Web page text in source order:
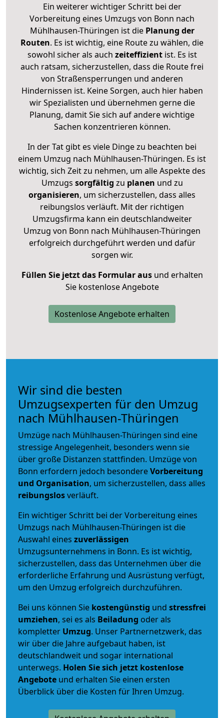
Ein weiterer wichtiger Schritt bei der
Vorbereitung eines Umzugs von Bonn nach
Mühlhausen-Thüringen ist diePlanung der
Routen. Es ist wichtig, eine Route zu wählen, die
sowohl sicher als auch zeiteffizientist. Es ist
auch ratsam, sicherzustellen, dass die Route frei
von Straßensperrungen und anderen
Hindernissen ist. Keine Sorgen, auch hier haben
wir Spezialisten und übernehmen gerne die
Planung, damit Sie sich auf andere wichtige
Sachen konzentrieren können.
In der Tat gibt es viele Dinge zu beachten bei
einem Umzug nach Mühlhausen-Thüringen. Es ist
wichtig, sich Zeit zu nehmen, um alle Aspekte des
Umzugs sorgfältig zu planen und zu
organisieren, um sicherzustellen, dass alles
reibungslos verläuft. Mit der richtigen
Umzugsfirma kann ein deutschlandweiter
Umzug von Bonn nach Mühlhausen-Thüringen
erfolgreich durchgeführt werden und dafür
sorgen wir.
Füllen Sie jetzt das Formular ausund erhalten
Sie kostenlose Angebote
Kostenlose Angebote erhalten
Wir sind die besten
Umzugsexperten für den Umzug
nach Mühlhausen-Thüringen
Umzüge nach Mühlhausen-Thüringen sind eine
stressige Angelegenheit, besonders wenn sie
über große Distanzen stattfinden. Umzüge von
Bonn erfordern jedoch besondereVorbereitung
und Organisation, um sicherzustellen, dass alles
reibungslosverläuft.
Ein wichtiger Schritt bei der Vorbereitung eines
Umzugs nach Mühlhausen-Thüringen ist die
Auswahl eines zuverlässigen
Umzugsunternehmens in Bonn. Es ist wichtig,
sicherzustellen, dass das Unternehmen über die
erforderliche Erfahrung und Ausrüstung verfügt,
um den Umzug erfolgreich durchzuführen.
Bei uns können Sie kostengünstig und stressfrei
umziehen, sei es als Beiladung oder als
kompletter Umzug. Unser Partnernetzwerk, das
wir über die Jahre aufgebaut haben, ist
deutschlandweit und sogar international
unterwegs. Holen Sie sich jetzt kostenlose
Angebote und erhalten Sie einen ersten
Überblick über die Kosten für Ihren Umzug.